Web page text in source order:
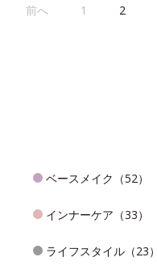
前へ 1 2
ベースメイク（52）
インナーケア（33）
ライフスタイル（23）